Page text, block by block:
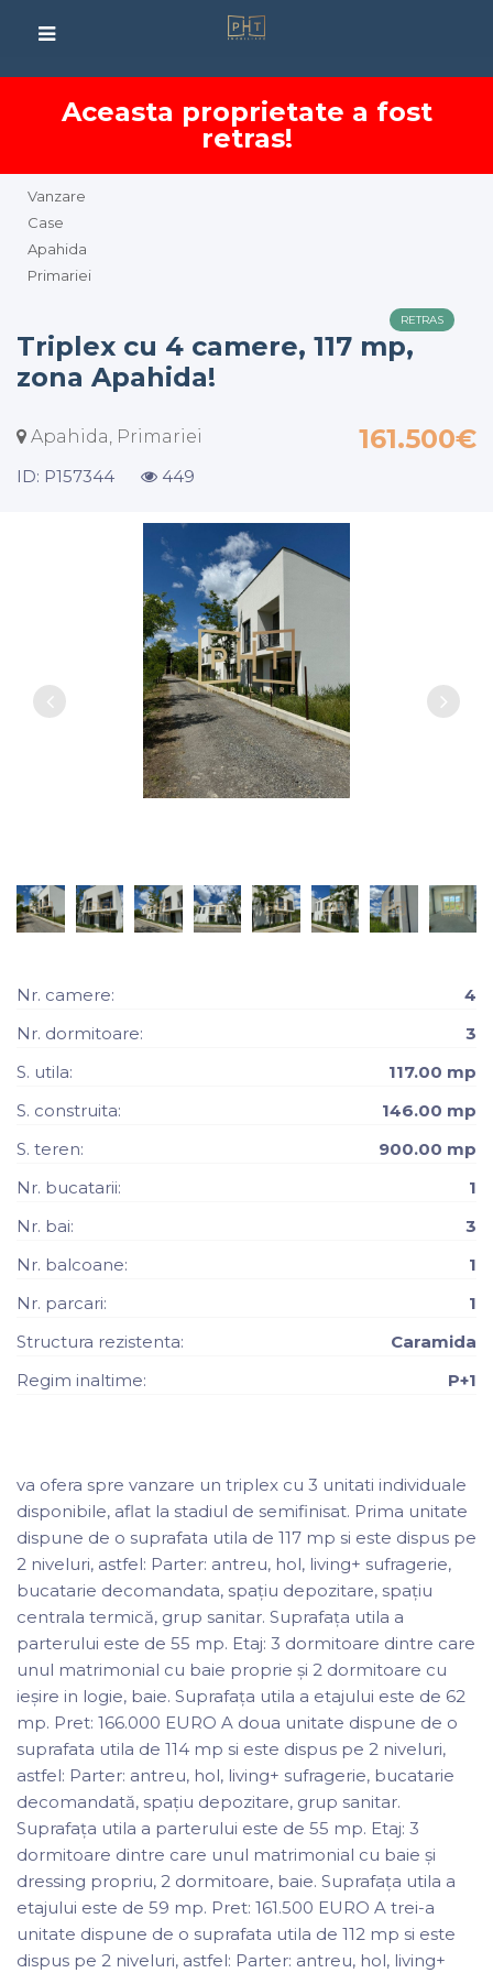
Aceasta proprietate a fost
retras!
Vanzare
Case
Apahida
Primariei
RETRAS
Triplex cu 4 camere, 117 mp,
zona Apahida!
Apahida, Primariei 161.500€
ID: P157344 449
Nr. camere:
4
Nr. dormitoare:
3
S. utila:
117.00 mp
S. construita:
146.00 mp
S. teren:
900.00 mp
Nr. bucatarii:
1
Nr. bai:
3
Nr. balcoane:
1
Nr. parcari:
1
Structura rezistenta:
Caramida
Regim inaltime:
P+1
va ofera spre vanzare un triplex cu 3 unitati individuale
disponibile, aflat la stadiul de semifinisat. Prima unitate
dispune de o suprafata utila de 117 mp si este dispus pe
2 niveluri, astfel: Parter: antreu, hol, living+ sufragerie,
bucatarie decomandata, spațiu depozitare, spațiu
centrala termică, grup sanitar. Suprafața utila a
parterului este de 55 mp. Etaj: 3 dormitoare dintre care
unul matrimonial cu baie proprie și 2 dormitoare cu
ieșire in logie, baie. Suprafața utila a etajului este de 62
mp. Pret: 166.000 EURO A doua unitate dispune de o
suprafata utila de 114 mp si este dispus pe 2 niveluri,
astfel: Parter: antreu, hol, living+ sufragerie, bucatarie
decomandată, spațiu depozitare, grup sanitar.
Suprafața utila a parterului este de 55 mp. Etaj: 3
dormitoare dintre care unul matrimonial cu baie și
dressing propriu, 2 dormitoare, baie. Suprafața utila a
etajului este de 59 mp. Pret: 161.500 EURO A trei-a
unitate dispune de o suprafata utila de 112 mp si este
dispus pe 2 niveluri, astfel: Parter: antreu, hol, living+